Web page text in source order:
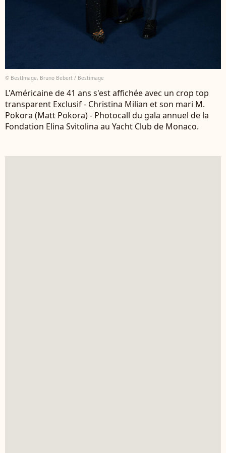
© BestImage, Bruno Bebert / Bestimage
L'Américaine de 41 ans s'est affichée avec un crop top
transparent Exclusif - Christina Milian et son mari M.
Pokora (Matt Pokora) - Photocall du gala annuel de la
Fondation Elina Svitolina au Yacht Club de Monaco.